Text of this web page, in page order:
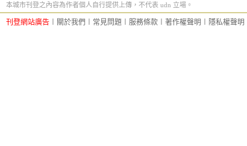
本城市刊登之內容為作者個人自行提供上傳，不代表 udn 立場。
刊登網站廣告 關於我們 常見問題 服務條款 著作權聲明 隱私權聲明